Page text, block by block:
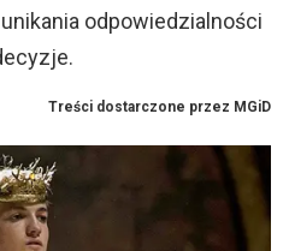
odpowiedzialności